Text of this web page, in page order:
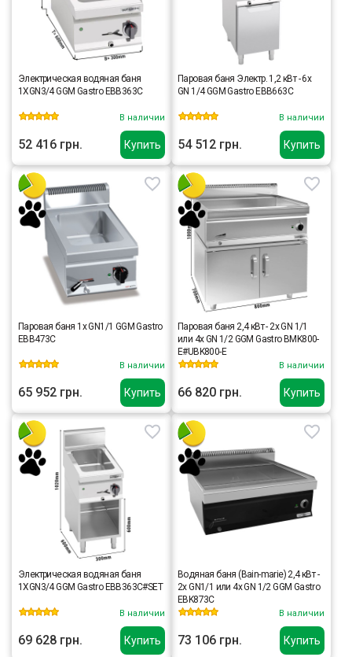
Купить
Электрическая водяная баня
1XGN3/4 GGM Gastro EBB363C
В наличии
52 416 грн. Купить
Паровая баня Электр. 1,2 кВт - 6x
GN 1/4 GGM Gastro EBB663C
В наличии
54 512 грн.
Купить
Паровая баня 1x GN1/1 GGM Gastro
EBB473C
В наличии
65 952 грн. Купить
Паровая баня 2,4 кВт - 2x GN 1/1
или 4x GN 1/2 GGM Gastro BMK800-
E#UBK800-E
В наличии
66 820 грн.
Купить
Электрическая водяная баня
1XGN3/4 GGM Gastro EBB363C#SET
В наличии
69 628 грн. Купить
Водяная баня (Bain-marie) 2,4 кВт -
2x GN1/1 или 4x GN 1/2 GGM Gastro
EBK873C
В наличии
73 106 грн.